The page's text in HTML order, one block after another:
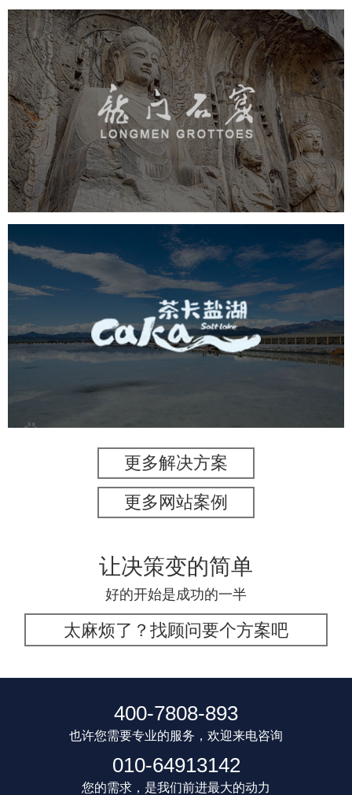
龙门石窟
旅游休闲 景区网站建设 品牌官网 网页设计
茶卡盐湖
更多解决方案
更多网站案例
让决策变的简单
好的开始是成功的一半
太麻烦了？找顾问要个方案吧
400-7808-893
也许您需要专业的服务，欢迎来电咨询
010-64913142
您的需求，是我们前进最大的动力